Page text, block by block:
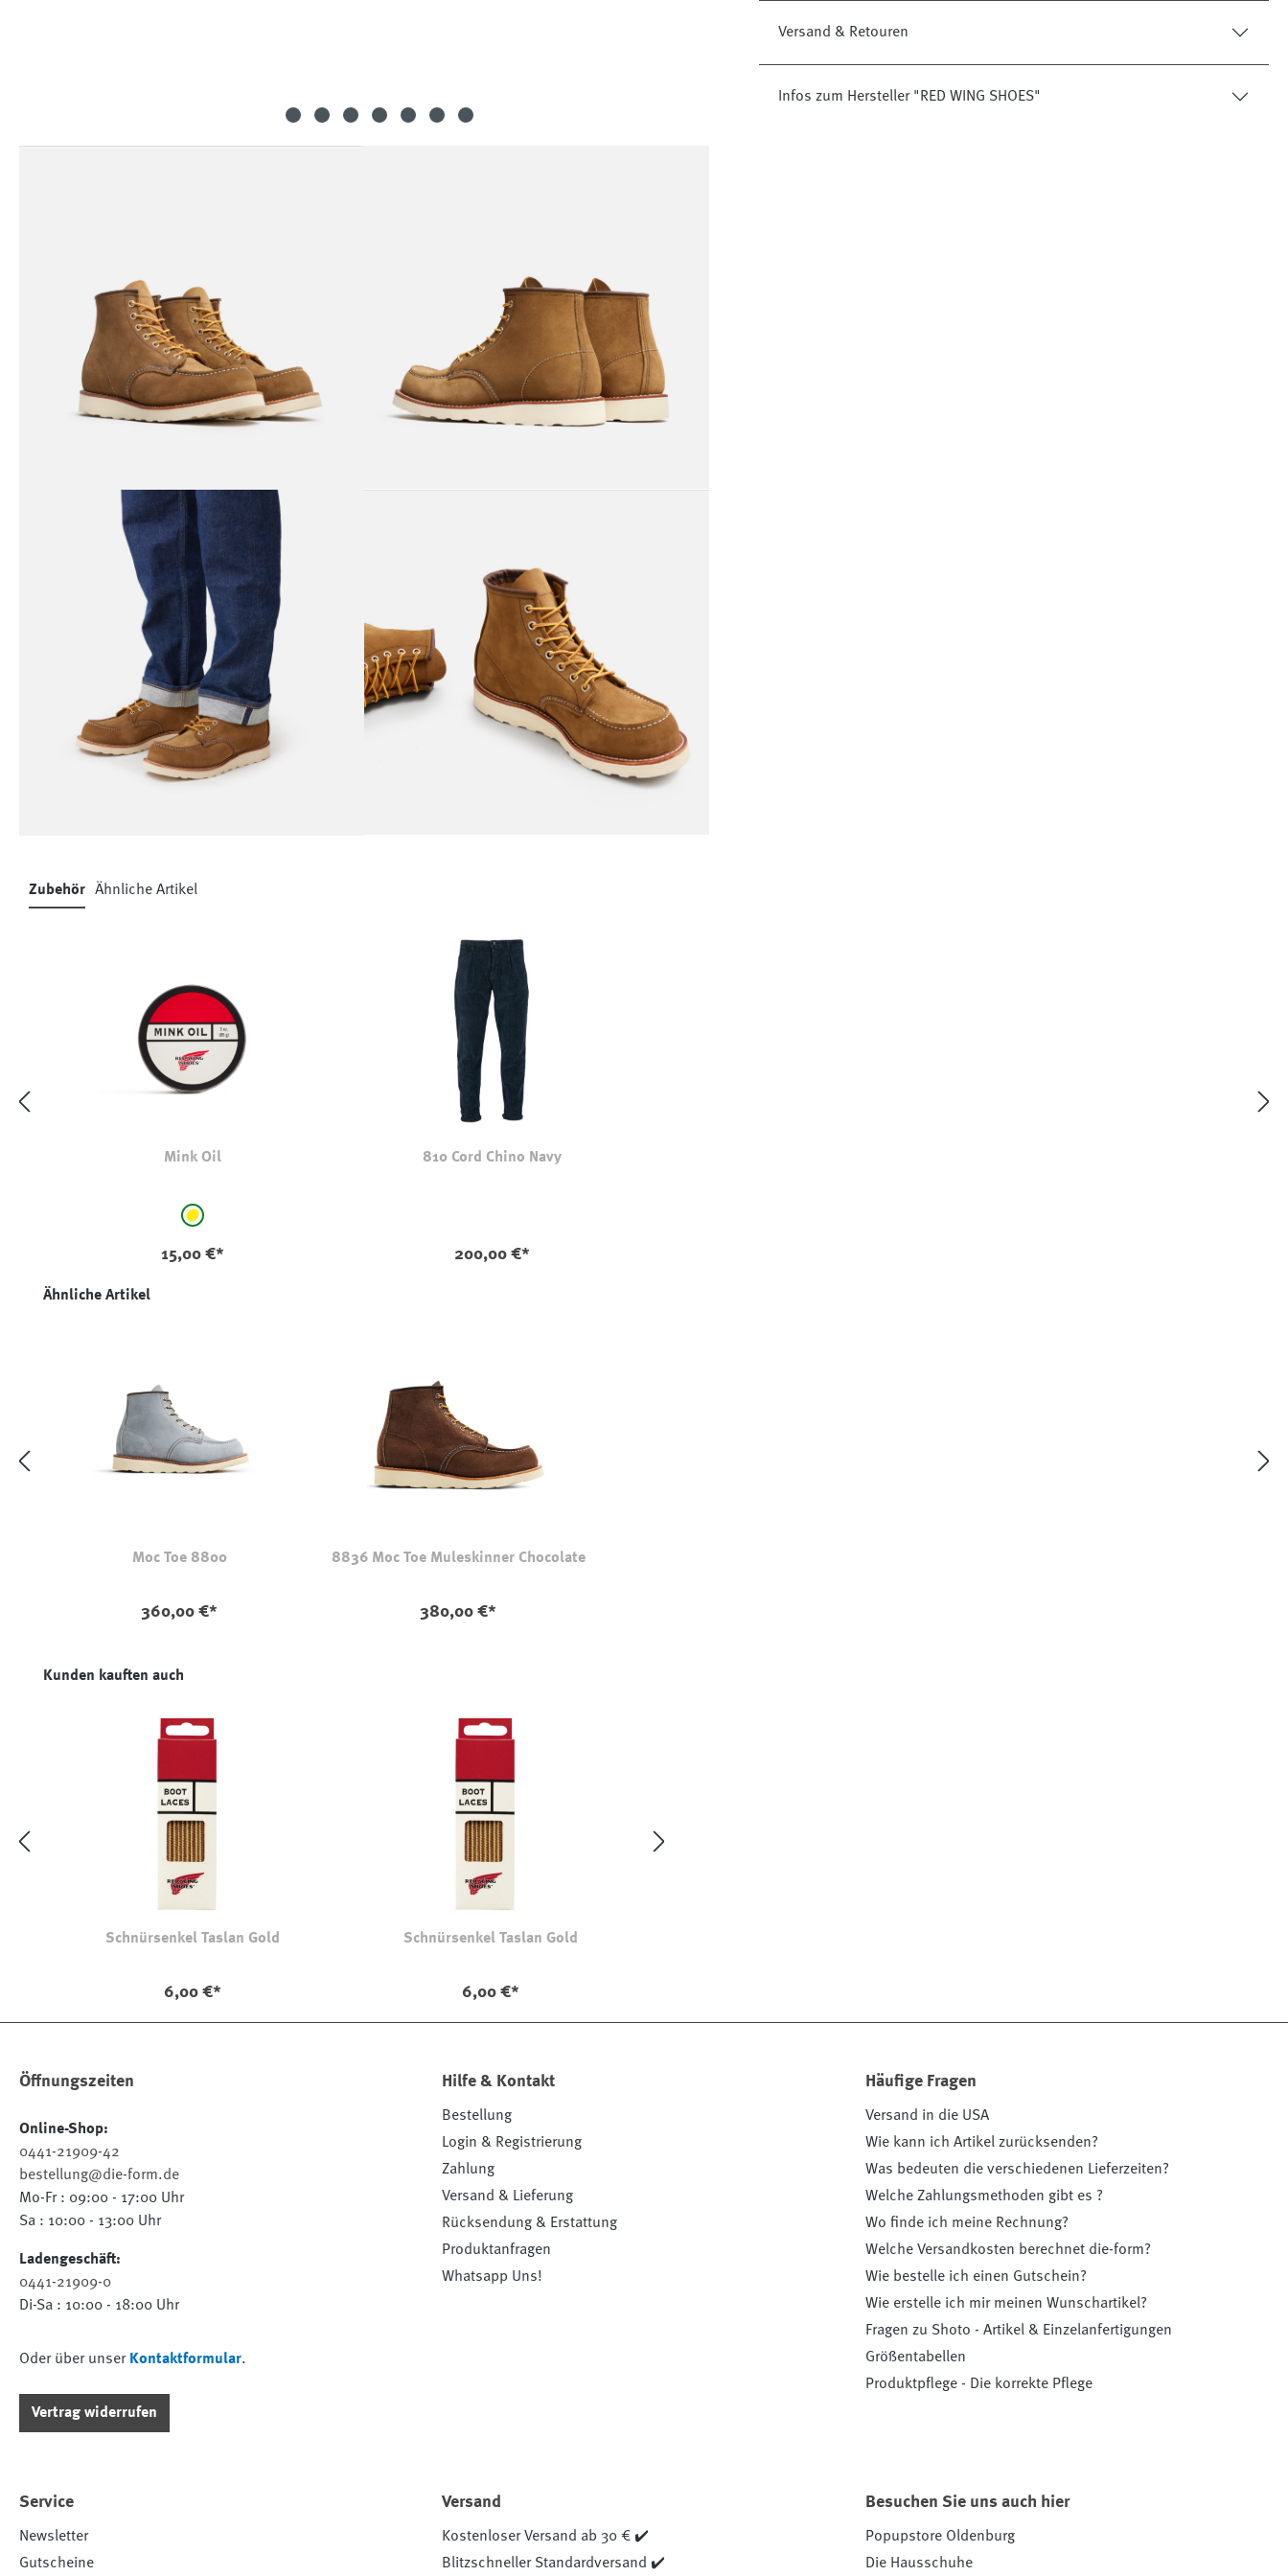
Versand & Retouren
Infos zum Hersteller "RED WING SHOES"
Zubehör Ähnliche Artikel
Mink Oil
auswählen
gelb
15,00 €*
810 Cord Chino Navy
200,00 €*
Produktgalerie überspringen
Ähnliche Artikel
Moc Toe 8800
360,00 €*
8836 Moc Toe Muleskinner Chocolate
380,00 €*
Produktgalerie überspringen
Kunden kauften auch
Schnürsenkel Taslan Gold
6,00 €*
Schnürsenkel Taslan Gold
6,00 €*
Öffnungszeiten
Online-Shop:
0441-21909-42
bestellung@die-form.de
Mo-Fr : 09:00 - 17:00 Uhr
Sa : 10:00 - 13:00 Uhr
Ladengeschäft:
0441-21909-0
Di-Sa : 10:00 - 18:00 Uhr
Oder über unser Kontaktformular.
Vertrag widerrufen
Hilfe & Kontakt
Bestellung
Login & Registrierung
Zahlung
Versand & Lieferung
Rücksendung & Erstattung
Produktanfragen
Whatsapp Uns!
Häufige Fragen
Versand in die USA
Wie kann ich Artikel zurücksenden?
Was bedeuten die verschiedenen Lieferzeiten?
Welche Zahlungsmethoden gibt es ?
Wo finde ich meine Rechnung?
Welche Versandkosten berechnet die-form?
Wie bestelle ich einen Gutschein?
Wie erstelle ich mir meinen Wunschartikel?
Fragen zu Shoto - Artikel & Einzelanfertigungen
Größentabellen
Produktpflege - Die korrekte Pflege
Service
Newsletter
Gutscheine
Versand
Kostenloser Versand ab 30 € ✔️
Blitzschneller Standardversand ✔️
Besuchen Sie uns auch hier
Popupstore Oldenburg
Die Hausschuhe